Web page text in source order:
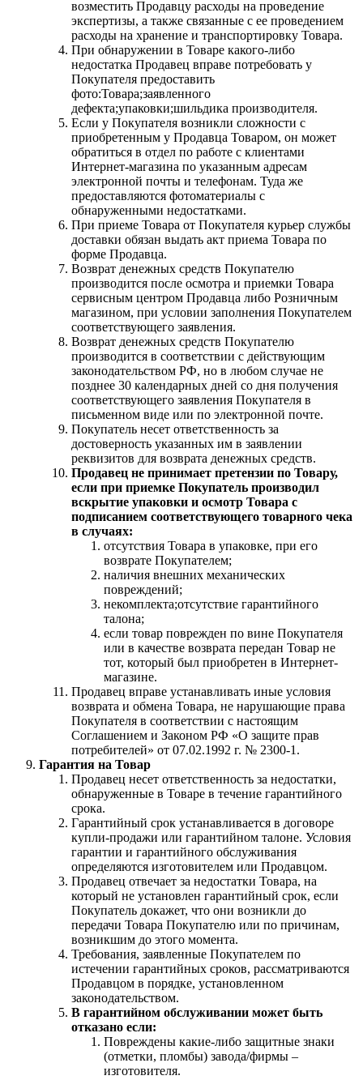
возместить Продавцу расходы на проведение
экспертизы, а также связанные с ее проведением
расходы на хранение и транспортировку Товара.
При обнаружении в Товаре какого-либо
недостатка Продавец вправе потребовать у
Покупателя предоставить
фото:Товара;заявленного
дефекта;упаковки;шильдика производителя.
Если у Покупателя возникли сложности с
приобретенным у Продавца Товаром, он может
обратиться в отдел по работе с клиентами
Интернет-магазина по указанным адресам
электронной почты и телефонам. Туда же
предоставляются фотоматериалы с
обнаруженными недостатками.
При приеме Товара от Покупателя курьер службы
доставки обязан выдать акт приема Товара по
форме Продавца.
Возврат денежных средств Покупателю
производится после осмотра и приемки Товара
сервисным центром Продавца либо Розничным
магазином, при условии заполнения Покупателем
соответствующего заявления.
Возврат денежных средств Покупателю
производится в соответствии с действующим
законодательством РФ, но в любом случае не
позднее 30 календарных дней со дня получения
соответствующего заявления Покупателя в
письменном виде или по электронной почте.
Покупатель несет ответственность за
достоверность указанных им в заявлении
реквизитов для возврата денежных средств.
Продавец не принимает претензии по Товару,
если при приемке Покупатель производил
вскрытие упаковки и осмотр Товара с
подписанием соответствующего товарного чека
в случаях:
отсутствия Товара в упаковке, при его
возврате Покупателем;
наличия внешних механических
повреждений;
некомплекта;отсутствие гарантийного
талона;
если товар поврежден по вине Покупателя
или в качестве возврата передан Товар не
тот, который был приобретен в Интернет-
магазине.
Продавец вправе устанавливать иные условия
возврата и обмена Товара, не нарушающие права
Покупателя в соответствии с настоящим
Соглашением и Законом РФ «О защите прав
потребителей» от 07.02.1992 г. № 2300-1.
Гарантия на Товар
Продавец несет ответственность за недостатки,
обнаруженные в Товаре в течение гарантийного
срока.
Гарантийный срок устанавливается в договоре
купли-продажи или гарантийном талоне. Условия
гарантии и гарантийного обслуживания
определяются изготовителем или Продавцом.
Продавец отвечает за недостатки Товара, на
который не установлен гарантийный срок, если
Покупатель докажет, что они возникли до
передачи Товара Покупателю или по причинам,
возникшим до этого момента.
Требования, заявленные Покупателем по
истечении гарантийных сроков, рассматриваются
Продавцом в порядке, установленном
законодательством.
В гарантийном обслуживании может быть
отказано если:
Повреждены какие-либо защитные знаки
(отметки, пломбы) завода/фирмы –
изготовителя.